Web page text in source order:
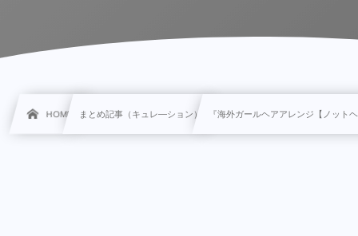
HOME まとめ記事（キュレ―ション） 『海外ガールヘアアレンジ【ノット